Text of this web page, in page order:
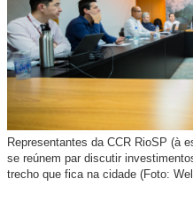
Representantes da CCR RioSP (à
se reúnem par discutir
trecho que fica na cidade (Foto: